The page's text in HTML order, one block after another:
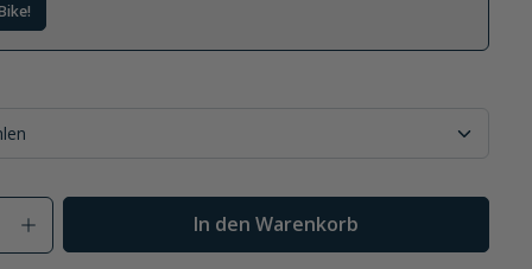
Gib den gewünschten Wert ein
In den Warenkorb